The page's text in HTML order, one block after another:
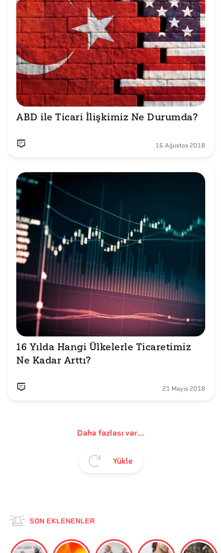
ABD ile Ticari İlişkimiz Ne Durumda?
16 Ağustos 2018
16 Yılda Hangi Ülkelerle Ticaretimiz
Ne Kadar Arttı?
21 Mayıs 2018
Daha fazlası var...
Yükle
SON EKLENENLER